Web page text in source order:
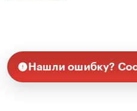
Нашли ошибку?